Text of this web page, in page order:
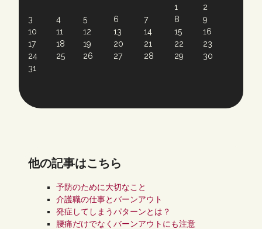
1
2
3
4 5 6 7 8
9
10
11 12 13 14 15
16
17
18 19 20 21 22
23
24
25 26 27 28 29
30
31
他の記事はこちら
予防のために大切なこと
介護職の仕事とバーンアウト
発症してしまうパターンとは？
腰痛だけでなくバーンアウトにも注意